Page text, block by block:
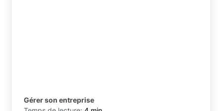
Gérer son entreprise